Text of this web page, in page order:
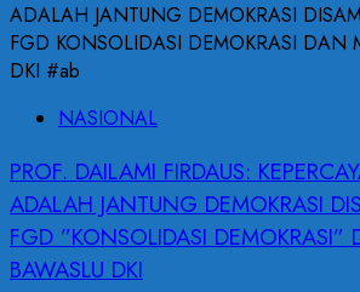
NASIONAL
PROF. DAILAMI FIRDAUS:
ADALAH JANTUNG DEMOKRASI
FGD ”KONSOLIDASI
BAWASLU DKI